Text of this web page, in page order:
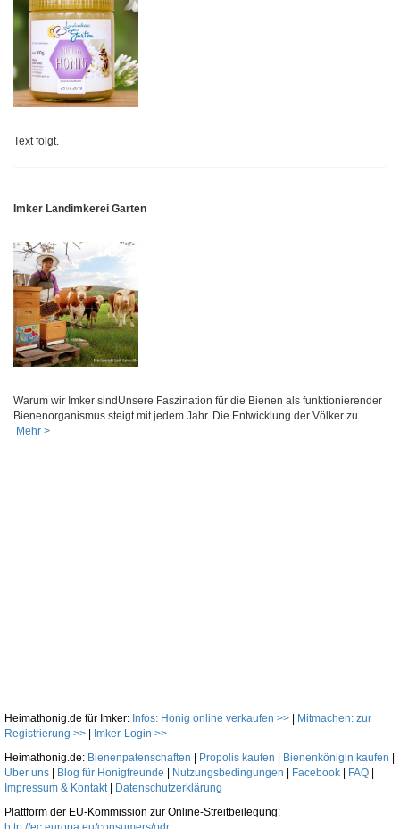
Text folgt.
Imker Landimkerei Garten
Warum wir Imker sindUnsere Faszination für die Bienen als funktionierender
Bienenorganismus steigt mit jedem Jahr. Die Entwicklung der Völker zu...
Mehr >
Heimathonig.de für Imker: Infos: Honig online verkaufen >>
Mitmachen: zur
Registrierung >>
Imker-Login >>
Heimathonig.de: Bienenpatenschaften Propolis kaufen Bienenkönigin kaufen
Über uns
Blog für Honigfreunde Nutzungsbedingungen Facebook FAQ
Impressum & Kontakt|
Datenschutzerklärung
Plattform der EU-Kommission zur Online-Streitbeilegung: